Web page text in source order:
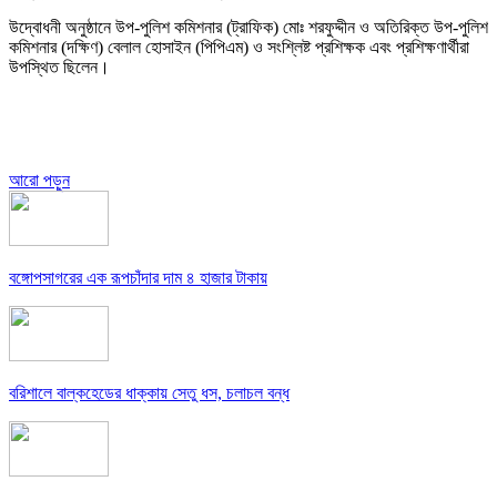
উদ্বোধনী অনুষ্ঠানে উপ-পুলিশ কমিশনার (ট্রাফিক) মোঃ শরফুদ্দীন ও অতিরিক্ত উপ-পুলিশ
কমিশনার (দক্ষিণ) বেলাল হোসাইন (পিপিএম) ও সংশ্লিষ্ট প্রশিক্ষক এবং প্রশিক্ষণার্থীরা
উপস্থিত ছিলেন।
আরো পড়ুন
বঙ্গোপসাগরের এক রূপচাঁদার দাম ৪ হাজার টাকায়
বরিশালে বাল্কহেডের ধাক্কায় সেতু ধস, চলাচল বন্ধ